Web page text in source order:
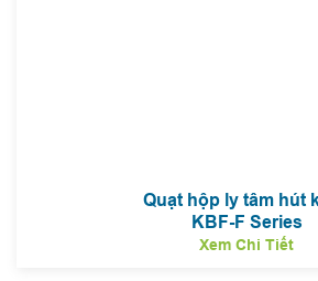
Quạt hộp ly tâm hút
KBF-F Series
Xem Chi Tiết